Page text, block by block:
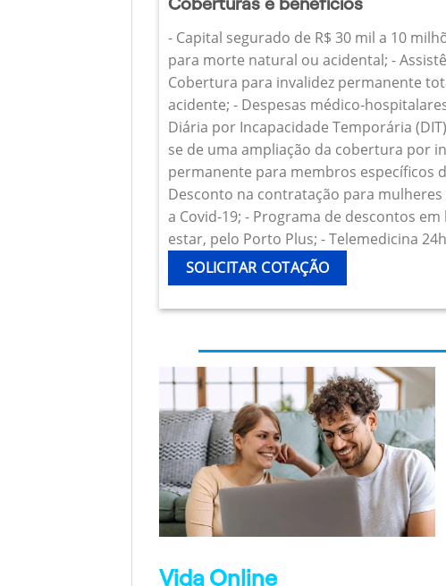
- Capital segurado de R$ 30 mil a 10
para morte natural ou acidental; -
Cobertura para invalidez permanente
acidente; - Despesas médico-
Diária por Incapacidade Temporária
se de uma ampliação da cobertura por
permanente para membros específicos
Desconto na contratação para
a Covid-19; - Programa de descontos
estar, pelo Porto Plus; - Telemedicina
SOLICITAR COTAÇÃO
Vida Online